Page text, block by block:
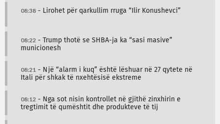
08:38 - Lirohet për qarkullim rruga “Ilir Konushevci”
08:22 - Trump thotë se SHBA-ja ka “sasi masive”
municionesh
08:21 - Një “alarm i kuq” është lëshuar në 27 qytete në
Itali për shkak të nxehtësisë ekstreme
08:12 - Nga sot nisin kontrollet në gjithë zinxhirin e
tregtimit të qumështit dhe produkteve të tij